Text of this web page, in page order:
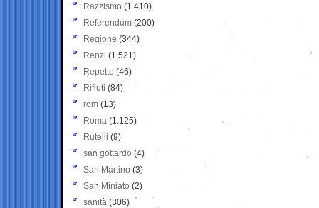
Razzismo (1.410)
Referendum (200)
Regione (344)
Renzi (1.521)
Repetto (46)
Rifiuti (84)
rom (13)
Roma (1.125)
Rutelli (9)
san gottardo (4)
San Martino (3)
San Miniato (2)
sanità (306)